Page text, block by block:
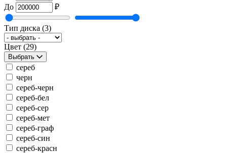
До
₽
Тип диска (3)
Цвет (29)
Выбрать
сереб
черн
сереб-черн
сереб-бел
сереб-сер
сереб-мет
сереб-граф
сереб-син
сереб-красн